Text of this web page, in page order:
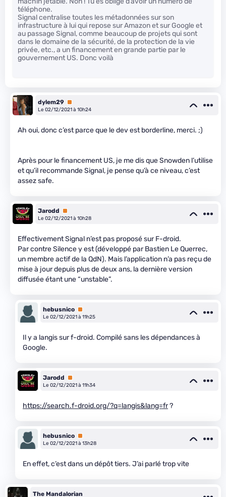
téléphone.
Signal centralise toutes les métadonnées sur son
infrastructure à lui qui repose sur Amazon et sur Google et
au passage Signal, comme beaucoup de projets qui sont
dans le domaine de la sécurité, de la protection de la vie
privée, etc., a un financement en grande partie par le
gouvernement US. Donc voilà
dylem29 Premium
Le 02/12/2021 à 10h24
Ah oui, donc c’est parce que le dev est borderline, merci. ;)
Après pour le financement US, je me dis que Snowden l’utilise
et qu’il recommande Signal, je pense qu’à ce niveau, c’est
assez safe.
Jarodd
Premium
Le 02/12/2021 à 10h28
Effectivement Signal n’est pas proposé sur F-droid.
Par contre Silence y est (développé par Bastien Le Querrec,
un membre actif de la QdN). Mais l’application n’a pas reçu de
mise à jour depuis plus de deux ans, la dernière version
diffusée étant une “unstable”.
hebusnico Premium
Le 02/12/2021 à 11h25
Il y a langis sur f-droid. Compilé sans les dépendances à
Google.
Jarodd
Premium
Le 02/12/2021 à 11h34
https://search.f-droid.org/?q=langis&lang=fr?
hebusnico Premium
Le 02/12/2021 à 13h28
En effet, c’est dans un dépôt tiers. J’ai parlé trop vite
The Mandalorian